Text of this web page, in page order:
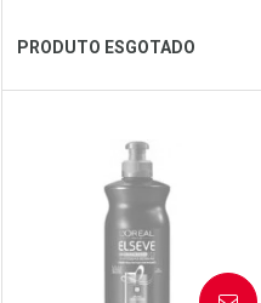
Ver Desconto Convênio
PRODUTO ESGOTADO
Laboratório
Por Menos